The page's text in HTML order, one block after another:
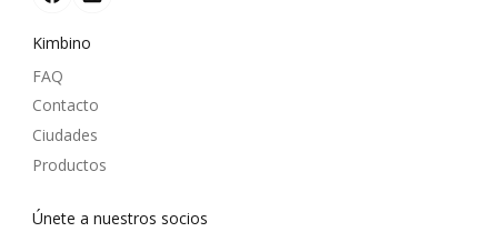
Kimbino
FAQ
Contacto
Ciudades
Productos
Únete a nuestros socios